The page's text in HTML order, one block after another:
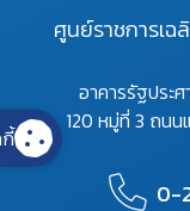
ศูนย์ราชการเฉ
อาคารรัฐประ
120 หมู่ที่ 3 ถน
0-